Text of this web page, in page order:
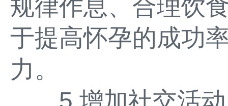
规律作息、合理饮
于提高怀孕的成功
力。